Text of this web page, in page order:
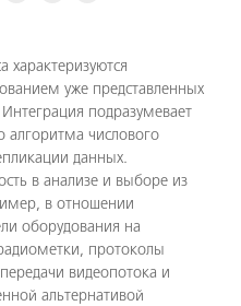
уже представленных
подразумевает
алгоритма числового
данных.
в анализе и выборе из
в отношении
оборудования на
протоколы
видеопотока и
альтернативой